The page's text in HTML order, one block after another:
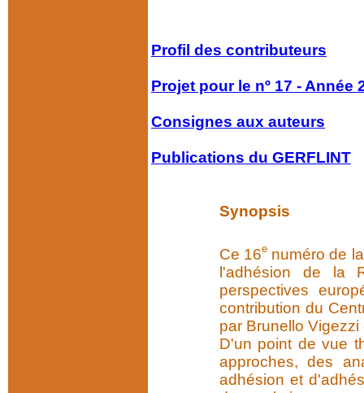
Profil des contributeurs
Projet pour le nº 17 - Année
Consignes aux auteurs
Publications du GERFLINT
Synopsis
Ce 16e numéro de
l'adhésion de la
perspectives
contribution du
par Brunello
D'un point de vue
approches, des
adhésion et